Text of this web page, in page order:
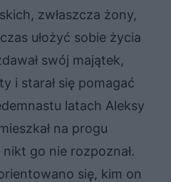
zwłaszcza żony,
ułożyć sobie życia
swój majątek,
i starał się pomagać
latach Aleksy
na progu
go nie rozpoznał.
się, kim on